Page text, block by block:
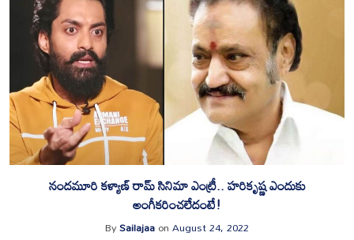
నందమూరి కళ్యాణ్ రామ్ సినిమా ఎంట్రీ.. హరికృష్ణ ఎందుకు
అంగీకరించలేదంటే!
BySailajaaonAugust 24, 2022